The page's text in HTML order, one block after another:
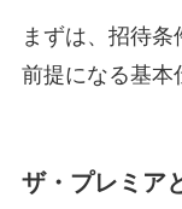
まずは、招待
前提になる基本
ザ・プレミア